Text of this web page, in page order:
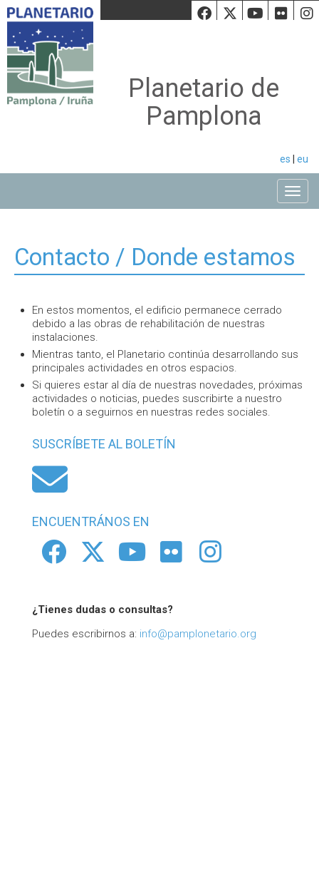
Facebook
Twiiter
Planetario de
Pamplona
es eu
Contacto / Donde estamos
En estos momentos, el edificio permanece cerrado
debido a las obras de rehabilitación de nuestras
instalaciones.
Mientras tanto, el Planetario continúa desarrollando sus
principales actividades en otros espacios.
Si quieres estar al día de nuestras novedades, próximas
actividades o noticias, puedes suscribirte a nuestro
boletín o a seguirnos en nuestras redes sociales.
SUSCRÍBETE AL BOLETÍN
ENCUENTRÁNOS EN
Facebook
Twitter
Youtube
Flickr
¿Tienes dudas o consultas?
Puedes escribirnos a: info@pamplonetario.org